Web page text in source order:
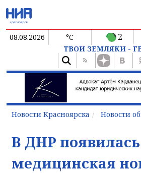
08.08.2026 °C 2
ТВОИ ЗЕМЛЯКИ -
Новости Красноярска Новости
В ДНР появилась
медицинская